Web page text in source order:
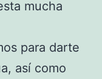
mucha
para darte
así como